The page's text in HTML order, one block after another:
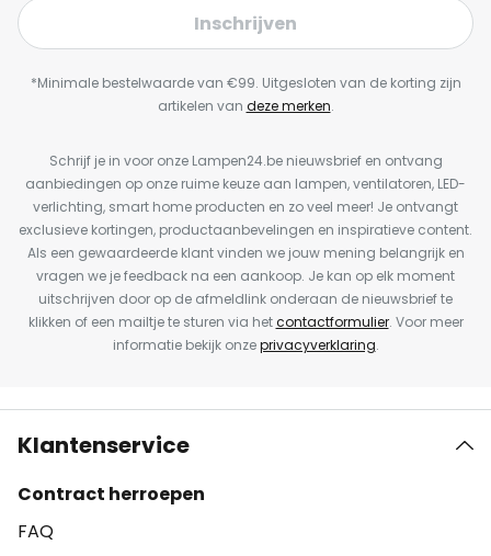
Inschrijven
*Minimale bestelwaarde van €99. Uitgesloten van de korting zijn
artikelen van deze merken.
Schrijf je in voor onze Lampen24.be nieuwsbrief en ontvang
aanbiedingen op onze ruime keuze aan lampen, ventilatoren, LED-
verlichting, smart home producten en zo veel meer! Je ontvangt
exclusieve kortingen, productaanbevelingen en inspiratieve content.
Als een gewaardeerde klant vinden we jouw mening belangrijk en
vragen we je feedback na een aankoop. Je kan op elk moment
uitschrijven door op de afmeldlink onderaan de nieuwsbrief te
klikken of een mailtje te sturen via hetcontactformulier. Voor meer
informatie bekijk onzeprivacyverklaring.
Klantenservice
Contract herroepen
FAQ